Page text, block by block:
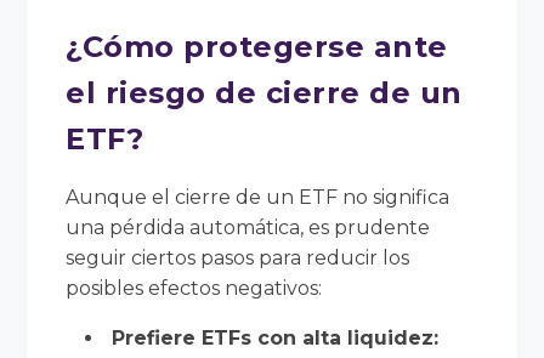
¿Cómo protegerse ante
el riesgo de cierre de un
ETF?
Aunque el cierre de un ETF no significa
una pérdida automática, es prudente
seguir ciertos pasos para reducir los
posibles efectos negativos:
Prefiere ETFs con alta liquidez: